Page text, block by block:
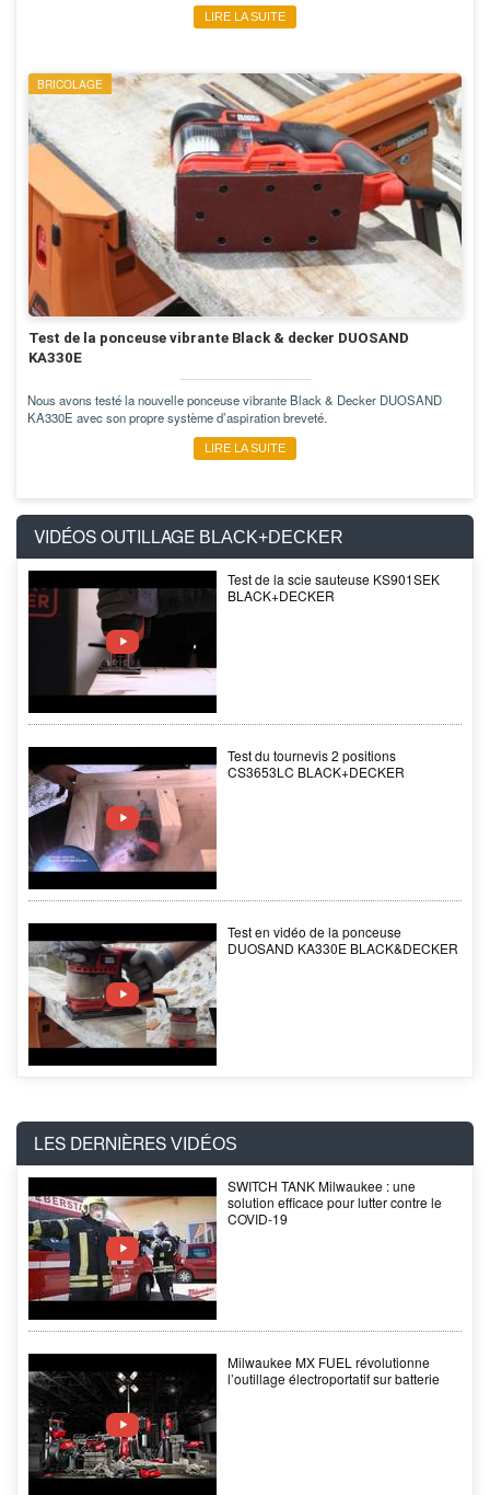
LIRE LA SUITE
BRICOLAGE
Test de la ponceuse vibrante Black & decker DUOSAND
KA330E
Nous avons testé la nouvelle ponceuse vibrante Black & Decker DUOSAND
KA330E avec son propre système d’aspiration breveté.
LIRE LA SUITE
VIDÉOS OUTILLAGE BLACK+DECKER
Test de la scie sauteuse KS901SEK
BLACK+DECKER
Test du tournevis 2 positions
CS3653LC BLACK+DECKER
Test en vidéo de la ponceuse
DUOSAND KA330E BLACK&DECKER
LES DERNIÈRES VIDÉOS
SWITCH TANK Milwaukee : une
solution efficace pour lutter contre le
COVID-19
Milwaukee MX FUEL révolutionne
l’outillage électroportatif sur batterie